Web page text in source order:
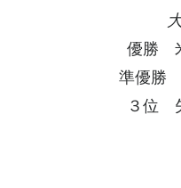
優勝
準優勝
３位